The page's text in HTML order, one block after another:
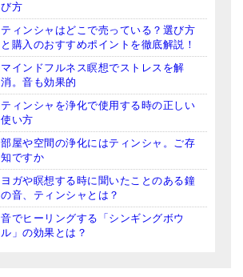
び方
ティンシャはどこで売っている？選び方
と購入のおすすめポイントを徹底解説！
マインドフルネス瞑想でストレスを解
消。音も効果的
ティンシャを浄化で使用する時の正しい
使い方
部屋や空間の浄化にはティンシャ。ご存
知ですか
ヨガや瞑想する時に聞いたことのある鐘
の音、ティンシャとは？
音でヒーリングする「シンギングボウ
ル」の効果とは？